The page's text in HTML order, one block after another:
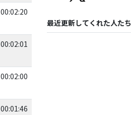
00:02:20
00:02:01
00:02:00
00:01:46
最近更新してくれた人たち